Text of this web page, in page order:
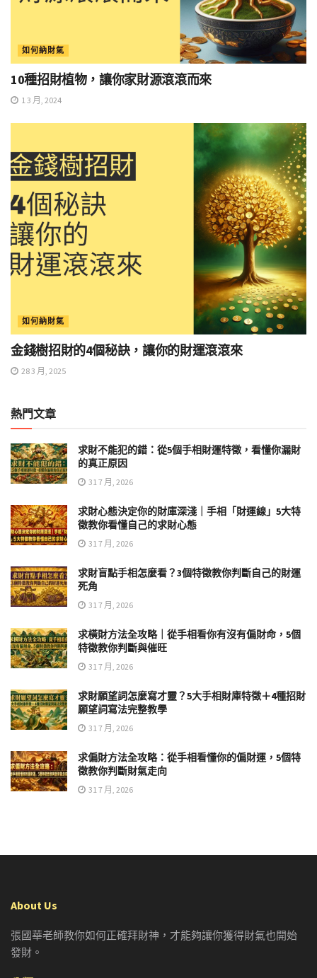
如何納財氣
10種招財植物，讓你家財源滾滾而來
1 3 月, 2024
如何納財氣
金錢樹招財的4個秘訣，讓你的財運滾滾來
28 3 月, 2025
熱門文章
求財不能犯的錯：從5個手相財運特徵，看懂你漏財
的真正原因
31 7 月, 2026
求財心態決定你的財庫深淺｜手相「財運線」5大特
徵教你看懂自己的求財心態
31 7 月, 2026
求財盲點手相怎麼看？3個特徵教你判斷自己的財運
死角
31 7 月, 2026
求橫財方法全攻略｜從手相看你有沒有偏財命，5個
特徵教你判斷與催旺
31 7 月, 2026
求財願望詞怎麼寫才靈？5大手相財庫特徵＋4種招財
願望詞寫法完整教學
31 7 月, 2026
求偏財方法全攻略：從手相看懂你的偏財運，5個特
徵教你判斷財氣走向
31 7 月, 2026
About Us
張國華老師教你如何正確拜財神，才能夠讓你獲得財氣也開始
發財。